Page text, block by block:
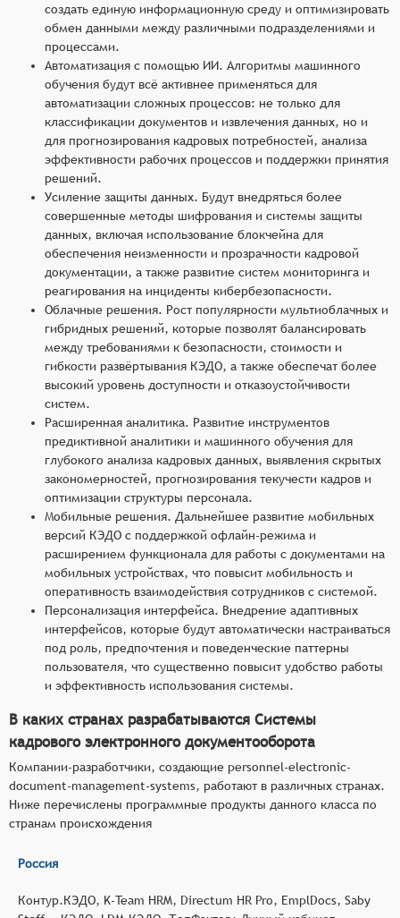
создать единую информационную среду и оптимизировать
обмен данными между различными подразделениями и
процессами.
Автоматизация с помощью ИИ. Алгоритмы машинного
обучения будут всё активнее применяться для
автоматизации сложных процессов: не только для
классификации документов и извлечения данных, но и
для прогнозирования кадровых потребностей, анализа
эффективности рабочих процессов и поддержки принятия
решений.
Усиление защиты данных. Будут внедряться более
совершенные методы шифрования и системы защиты
данных, включая использование блокчейна для
обеспечения неизменности и прозрачности кадровой
документации, а также развитие систем мониторинга и
реагирования на инциденты кибербезопасности.
Облачные решения. Рост популярности мультиоблачных и
гибридных решений, которые позволят балансировать
между требованиями к безопасности, стоимости и
гибкости развёртывания КЭДО, а также обеспечат более
высокий уровень доступности и отказоустойчивости
систем.
Расширенная аналитика. Развитие инструментов
предиктивной аналитики и машинного обучения для
глубокого анализа кадровых данных, выявления скрытых
закономерностей, прогнозирования текучести кадров и
оптимизации структуры персонала.
Мобильные решения. Дальнейшее развитие мобильных
версий КЭДО с поддержкой офлайн-режима и
расширением функционала для работы с документами на
мобильных устройствах, что повысит мобильность и
оперативность взаимодействия сотрудников с системой.
Персонализация интерфейса. Внедрение адаптивных
интерфейсов, которые будут автоматически настраиваться
под роль, предпочтения и поведенческие паттерны
пользователя, что существенно повысит удобство работы
и эффективность использования системы.
В каких странах разрабатываются Системы
кадрового электронного документооборота
Компании-разработчики, создающие personnel-electronic-
document-management-systems, работают в различных странах.
Ниже перечислены программные продукты данного класса по
странам происхождения
Россия
Контур.КЭДО, K-Team HRM, Directum HR Pro, EmplDocs, Saby